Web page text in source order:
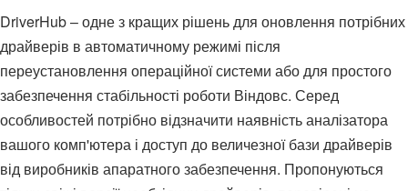
DriverHub – одне з кращих рішень для оновлення потрібних
драйверів в автоматичному режимі після
переустановлення операційної системи або для простого
забезпечення стабільності роботи Віндовс. Серед
особливостей потрібно відзначити наявність аналізатора
вашого комп'ютера і доступ до величезної бази драйверів
від виробників апаратного забезпечення. Пропонуються